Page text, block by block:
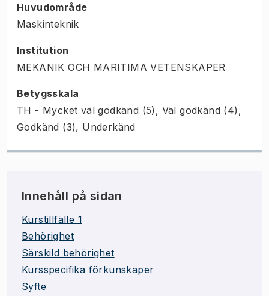
Huvudområde
Maskinteknik
Institution
MEKANIK OCH MARITIMA VETENSKAPER
Betygsskala
TH - Mycket väl godkänd (5), Väl godkänd (4),
Godkänd (3), Underkänd
Innehåll på sidan
Kurstillfälle 1
Behörighet
Särskild behörighet
Kursspecifika förkunskaper
Syfte